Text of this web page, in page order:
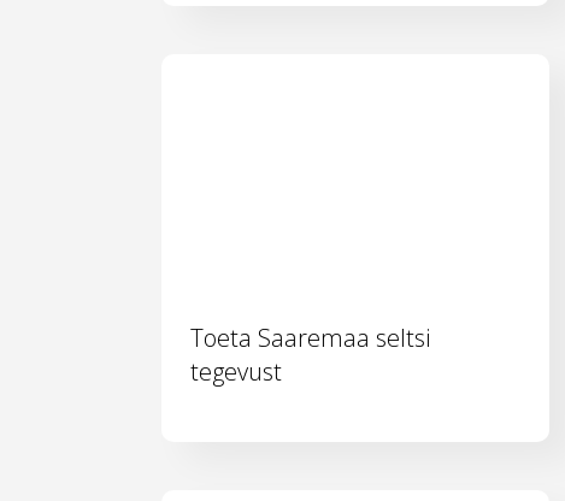
Toeta Saaremaa seltsi
tegevust